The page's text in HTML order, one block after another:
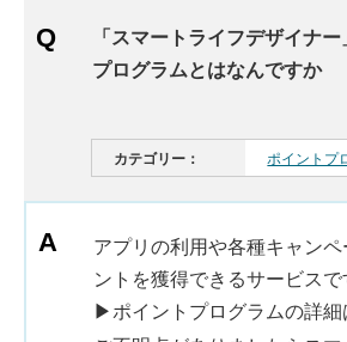
「スマートライフデザイナ
プログラムとはなんですか
カテゴリー： ポイントプ
アプリの利用や各種キャン
ントを獲得できるサービスで
▶ポイントプログラムの詳細